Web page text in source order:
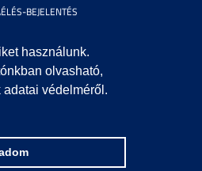
használunk.
olvasható,
védelméről.
BEJELENTÉS
ADATOK